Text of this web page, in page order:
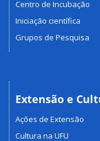
Centro de Incubação
Iniciação científica
Grupos de Pesquisa
Extensão e
Ações de Extensão
Cultura na UFU